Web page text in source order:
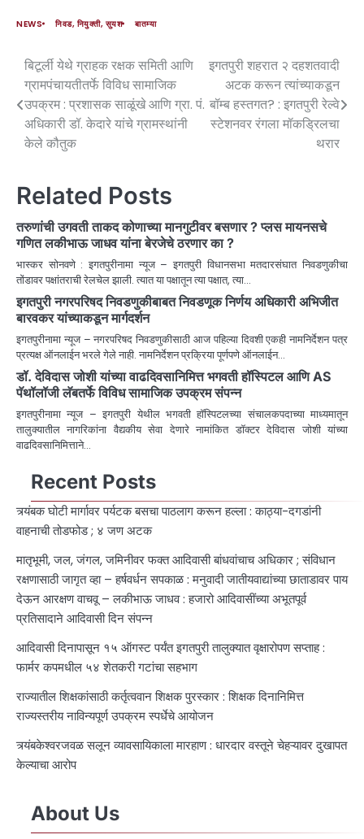
NEWS निवड, नियुक्ती, सुयश बातम्या
बिटूर्ली येथे ग्राहक रक्षक समिती आणि
ग्रामपंचायतीतर्फे विविध सामाजिक
उपक्रम : प्रशासक साळूंखे आणि ग्रा. पं.
अधिकारी डॉ. केदारे यांचे ग्रामस्थांनी
केले कौतुक
इगतपुरी शहरात २ दहशतवादी
अटक करून त्यांच्याकडून
बॉम्ब हस्तगत? : इगतपुरी रेल्वे
स्टेशनवर रंगला मॉकड्रिलचा
थरार
Related Posts
तरुणांची उगवती ताकद कोणाच्या मानगुटीवर बसणार ? प्लस मायनसचे
गणित लकीभाऊ जाधव यांना बेरजेचे ठरणार का ?
भास्कर सोनवणे : इगतपुरीनामा न्यूज – इगतपुरी विधानसभा मतदारसंघात निवडणुकीचा
तोंडावर पक्षांतराची रेलचेल झाली. त्यात या पक्षातून त्या पक्षात, त्या…
इगतपुरी नगरपरिषद निवडणुकीबाबत निवडणूक निर्णय अधिकारी अभिजीत
बारवकर यांच्याकडून मार्गदर्शन
इगतपुरीनामा न्यूज – नगरपरिषद निवडणुकीसाठी आज पहिल्या दिवशी एकही नामनिर्देशन पत्र
प्रत्यक्ष ऑनलाईन भरले गेले नाही. नामनिर्देशन प्रक्रिया पूर्णपणे ऑनलाईन…
डॉ. देविदास जोशी यांच्या वाढदिवसानिमित्त भगवती हॉस्पिटल आणि AS
पॅथॉलॉजी लॅबतर्फे विविध सामाजिक उपक्रम संपन्न
इगतपुरीनामा न्यूज – इगतपुरी येथील भगवती हॉस्पिटलच्या संचालकपदाच्या माध्यमातून
तालुक्यातील नागरिकांना वैद्यकीय सेवा देणारे नामांकित डॉक्टर देविदास जोशी यांच्या
वाढदिवसानिमित्ताने…
Recent Posts
त्र्यंबक घोटी मार्गावर पर्यटक बसचा पाठलाग करून हल्ला : काठ्या-दगडांनी
वाहनाची तोडफोड ; ४ जण अटक
मातृभूमी, जल, जंगल, जमिनीवर फक्त आदिवासी बांधवांचाच अधिकार ; संविधान
रक्षणासाठी जागृत व्हा – हर्षवर्धन सपकाळ : मनुवादी जातीयवाद्यांच्या छाताडावर पाय
देऊन आरक्षण वाचवू – लकीभाऊ जाधव : हजारो आदिवासींच्या अभूतपूर्व
प्रतिसादाने आदिवासी दिन संपन्न
आदिवासी दिनापासून १५ ऑगस्ट पर्यंत इगतपुरी तालुक्यात वृक्षारोपण सप्ताह :
फार्मर कपमधील ५४ शेतकरी गटांचा सहभाग
राज्यातील शिक्षकांसाठी कर्तृत्ववान शिक्षक पुरस्कार : शिक्षक दिनानिमित्त
राज्यस्तरीय नाविन्यपूर्ण उपक्रम स्पर्धेचे आयोजन
त्र्यंबकेश्वरजवळ सलून व्यावसायिकाला मारहाण : धारदार वस्तूने चेहऱ्यावर दुखापत
केल्याचा आरोप
About Us